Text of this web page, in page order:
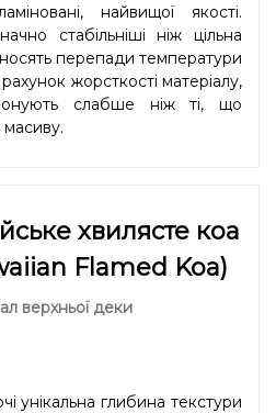
найвищої якості.
стабільніші ніж цільна
перепади температури
жорсткості матеріалу,
слабше ніж ті, що
масиву.
хвилясте коа
Flamed Koa)
верхньої деки
унікальна глибина текстури